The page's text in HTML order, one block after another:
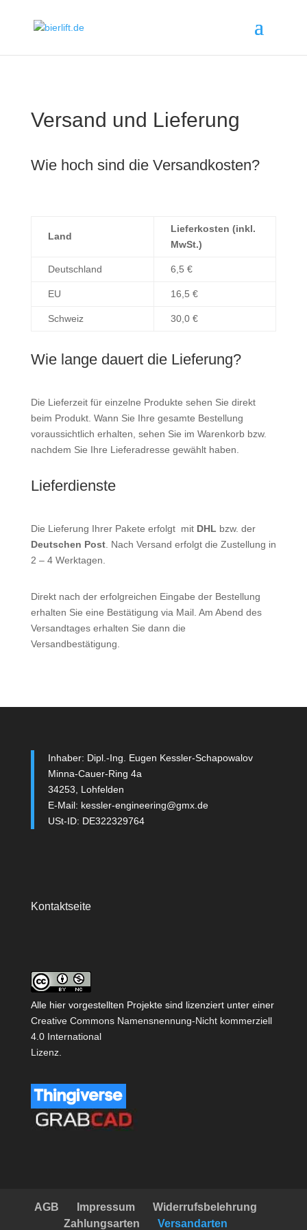
Versand und Lieferung
Wie hoch sind die Versandkosten?
Land
Lieferkosten (inkl.
MwSt.)
Deutschland 6,5 €
EU 16,5 €
Schweiz 30,0 €
Wie lange dauert die Lieferung?
Die Lieferzeit für einzelne Produkte sehen Sie direkt
beim Produkt. Wann Sie Ihre gesamte Bestellung
voraussichtlich erhalten, sehen Sie im Warenkorb bzw.
nachdem Sie Ihre Lieferadresse gewählt haben.
Lieferdienste
Die Lieferung Ihrer Pakete erfolgt mit DHL bzw. der
Deutschen Post. Nach Versand erfolgt die Zustellung in
2 – 4 Werktagen.
Direkt nach der erfolgreichen Eingabe der Bestellung
erhalten Sie eine Bestätigung via Mail. Am Abend des
Versandtages erhalten Sie dann die
Versandbestätigung.
Inhaber: Dipl.-Ing. Eugen Kessler-Schapowalov
Minna-Cauer-Ring 4a
34253, Lohfelden
E-Mail: kessler-engineering@gmx.de
USt-ID: DE322329764
Kontaktseite
Alle hier vorgestellten Projekte sind lizenziert unter einer
Creative Commons Namensnennung-Nicht kommerziell
4.0 International
Lizenz.
AGB Impressum
Widerrufsbelehrung
Zahlungsarten
Versandarten